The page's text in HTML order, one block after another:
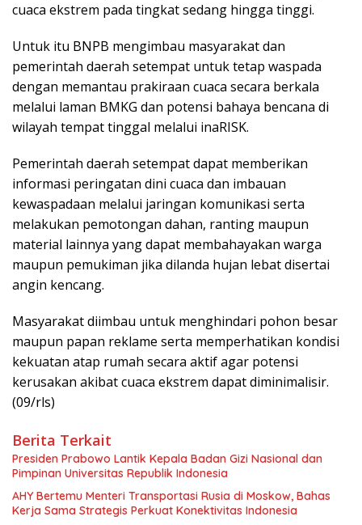
cuaca ekstrem pada tingkat sedang hingga tinggi.
Untuk itu BNPB mengimbau masyarakat dan
pemerintah daerah setempat untuk tetap waspada
dengan memantau prakiraan cuaca secara berkala
melalui laman BMKG dan potensi bahaya bencana di
wilayah tempat tinggal melalui inaRISK.
Pemerintah daerah setempat dapat memberikan
informasi peringatan dini cuaca dan imbauan
kewaspadaan melalui jaringan komunikasi serta
melakukan pemotongan dahan, ranting maupun
material lainnya yang dapat membahayakan warga
maupun pemukiman jika dilanda hujan lebat disertai
angin kencang.
Masyarakat diimbau untuk menghindari pohon besar
maupun papan reklame serta memperhatikan kondisi
kekuatan atap rumah secara aktif agar potensi
kerusakan akibat cuaca ekstrem dapat diminimalisir.
(09/rls)
Berita Terkait
Presiden Prabowo Lantik Kepala Badan Gizi Nasional dan
Pimpinan Universitas Republik Indonesia
AHY Bertemu Menteri Transportasi Rusia di Moskow, Bahas
Kerja Sama Strategis Perkuat Konektivitas Indonesia